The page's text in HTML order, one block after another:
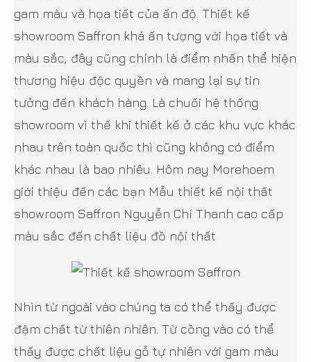
gam màu và họa tiết của ấn độ. Thiết kế
showroom Saffron khá ấn tượng với họa tiết và
màu sắc, đây cũng chính là điểm nhấn thể hiện
thương hiệu độc quyền và mang lại sự tin
tưởng đến khách hàng. Là chuối hệ thống
showroom vì thế khi thiết kế ở các khu vực khác
nhau trên toàn quốc thì cũng không có điểm
khác nhau là bao nhiêu. Hôm nay Morehoem
giới thiệu đến các bạn Mẫu thiết kế nội thất
showroom Saffron Nguyễn Chí Thanh cao cấp
màu sắc đến chất liệu đồ nội thất
Nhìn từ ngoài vào chúng ta có thể thấy được
đậm chất từ thiên nhiên. Từ cồng vào có thể
thấy được chất liệu gỗ tự nhiên với gam màu